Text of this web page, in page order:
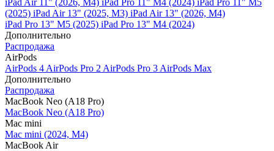
iPad Air 11" (2026, M4) iPad Pro 11" M4 (2024) iPad Pro 11" M5
(2025) iPad Air 13" (2025, M3) iPad Air 13" (2026, M4)
iPad Pro 13" M5 (2025) iPad Pro 13" M4 (2024)
Дополнительно
Распродажа
AirPods
AirPods 4 AirPods Pro 2 AirPods Pro 3 AirPods Max
Дополнительно
Распродажа
MacBook Neo (A18 Pro)
MacBook Neo (A18 Pro)
Mac mini
Mac mini (2024, M4)
MacBook Air